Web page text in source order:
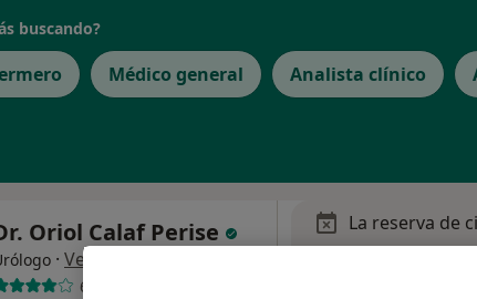
buscando?
Médico general Analista clínico
Oriol Calaf Perise
· Ver más
6 opiniones
La reserva de